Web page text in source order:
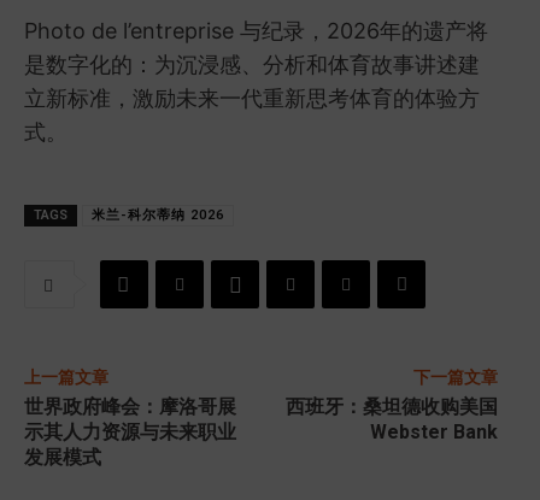
Photo de l’entreprise 与纪录，2026年的遗产将
是数字化的：为沉浸感、分析和体育故事讲述建
立新标准，激励未来一代重新思考体育的体验方
式。
TAGS 米兰-科尔蒂纳 2026
上一篇文章
世界政府峰会：摩洛哥展
示其人力资源与未来职业
发展模式
下一篇文章
西班牙：桑坦德收购美国
Webster Bank